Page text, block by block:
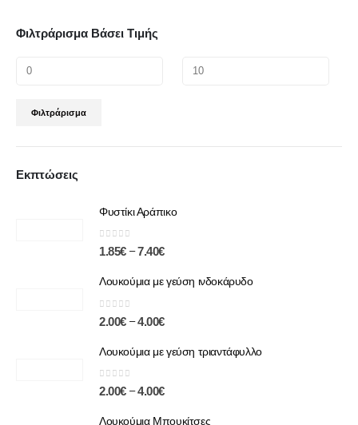
Φιλτράρισμα Βάσει Τιμής
Φιλτράρισμα
Εκπτώσεις
Φυστίκι Αράπικο
0 out of 5
1.85€ – 7.40€
Λουκούμια με γεύση ινδοκάρυδο
0out of 5
2.00€ – 4.00€
Λουκούμια με γεύση τριαντάφυλλο
0out of 5
2.00€ – 4.00€
Λουκούμια Μπουκίτσες